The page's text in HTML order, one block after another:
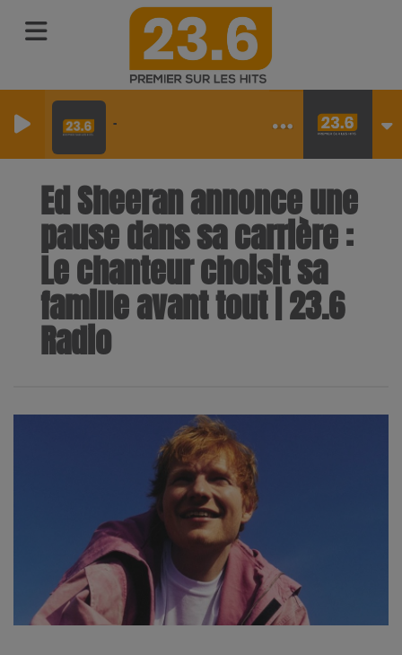
-
Ed Sheeran annonce une
pause dans sa carrière :
Le chanteur choisit sa
famille avant tout | 23.6
Radio